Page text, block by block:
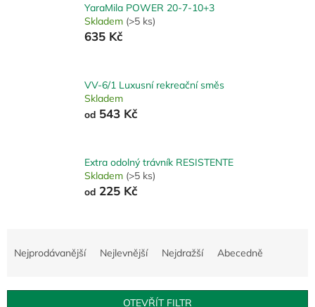
YaraMila POWER 20-7-10+3
Skladem (>5 ks)
635 Kč
VV-6/1 Luxusní rekreační směs
Skladem
od 543 Kč
Extra odolný trávník RESISTENTE
Skladem (>5 ks)
od 225 Kč
Nejprodávanější Nejlevnější Nejdražší Abecedně
OTEVŘÍT FILTR